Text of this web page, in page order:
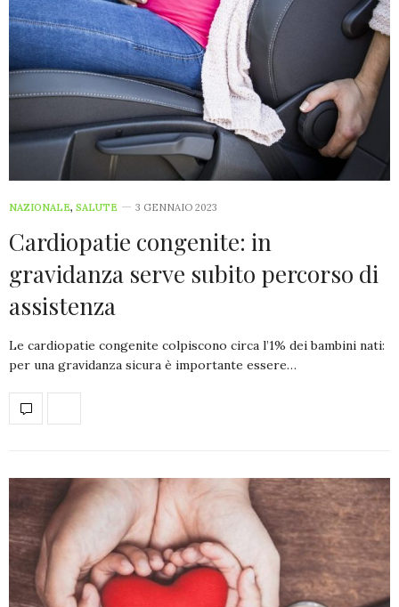
NAZIONALE, SALUTE 3 GENNAIO 2023
Cardiopatie congenite: in
gravidanza serve subito percorso di
assistenza
Le cardiopatie congenite colpiscono circa l’1% dei bambini nati:
per una gravidanza sicura è importante essere…